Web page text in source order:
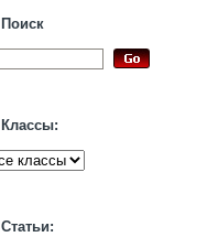
Поиск
Классы:
Статьи: